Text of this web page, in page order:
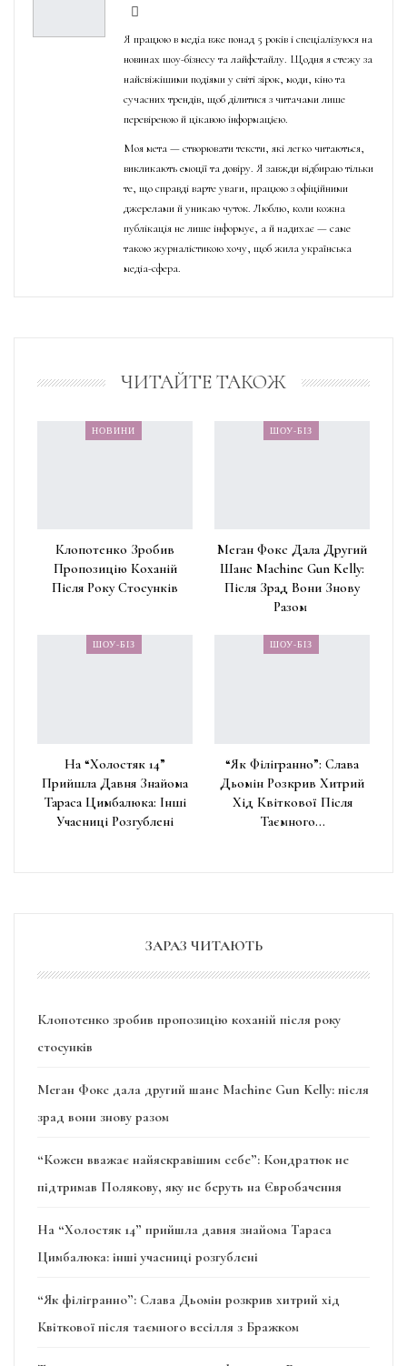
Я працюю в медіа вже понад 5 років і спеціалізуюся на
новинах шоу-бізнесу та лайфстайлу. Щодня я стежу за
найсвіжішими подіями у світі зірок, моди, кіно та
сучасних трендів, щоб ділитися з читачами лише
перевіреною й цікавою інформацією.
Моя мета — створювати тексти, які легко читаються,
викликають емоції та довіру. Я завжди відбираю тільки
те, що справді варте уваги, працюю з офіційними
джерелами й уникаю чуток. Люблю, коли кожна
публікація не лише інформує, а й надихає — саме
такою журналістикою хочу, щоб жила українська
медіа-сфера.
ЧИТАЙТЕ ТАКОЖ
НОВИНИ
Клопотенко Зробив
Пропозицію Коханій
Після Року Стосунків
ШОУ-БІЗ
Меган Фокс Дала Другий
Шанс Machine Gun Kelly:
Після Зрад Вони Знову
Разом
ШОУ-БІЗ
На “Холостяк 14”
Прийшла Давня Знайома
Тараса Цимбалюка: Інші
Учасниці Розгублені
ШОУ-БІЗ
“Як Філігранно”: Слава
Дьомін Розкрив Хитрий
Хід Квіткової Після
Таємного…
ЗАРАЗ ЧИТАЮТЬ
Клопотенко зробив пропозицію коханій після року
стосунків
Меган Фокс дала другий шанс Machine Gun Kelly: після
зрад вони знову разом
“Кожен вважає найяскравішим себе”: Кондратюк не
підтримав Полякову, яку не беруть на Євробачення
На “Холостяк 14” прийшла давня знайома Тараса
Цимбалюка: інші учасниці розгублені
“Як філігранно”: Слава Дьомін розкрив хитрий хід
Квіткової після таємного весілля з Бражком